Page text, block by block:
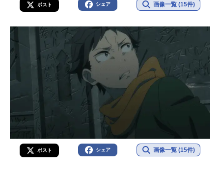
ポスト シェア 画像一覧 (15件)
ポスト シェア 画像一覧 (15件)